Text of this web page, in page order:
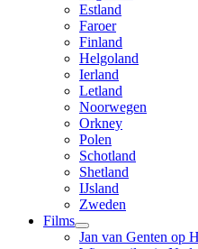
Estland
Faroer
Finland
Helgoland
Ierland
Letland
Noorwegen
Orkney
Polen
Schotland
Shetland
IJsland
Zweden
Films
Jan van Genten op